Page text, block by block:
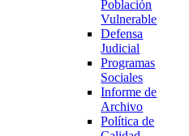
Población
Vulnerable
Defensa
Judicial
Programas
Sociales
Informe de
Archivo
Política de